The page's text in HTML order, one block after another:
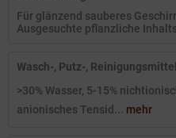
Für glänzend sauberes
Ausgesuchte pflanzliche
Wasch-, Putz-,
>30% Wasser, 5-15%
anionisches Tensid... mehr